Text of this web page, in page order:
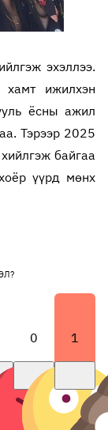
эхэллээ.
хамт ижилхэн
ёсны ажил
Тэрээр 2025
байгаа
үүрд мөнх
0 1